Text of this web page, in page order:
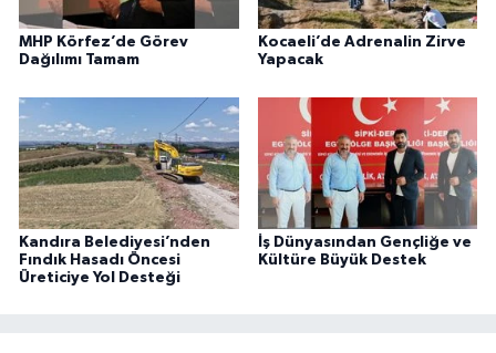
MHP Körfez’de Görev
Dağılımı Tamam
Kocaeli’de Adrenalin Zirve
Yapacak
Kandıra Belediyesi’nden
Fındık Hasadı Öncesi
Üreticiye Yol Desteği
İş Dünyasından Gençliğe ve
Kültüre Büyük Destek